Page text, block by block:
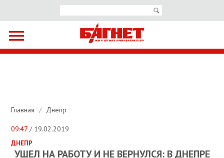
Главная / Днепр
09:47 / 19.02.2019
ДНЕПР
УШЕЛ НА РАБОТУ И НЕ ВЕРНУЛСЯ: В ДНЕПРЕ